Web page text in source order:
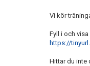
Vi kör
Fyll i och
https://
Hittar du inte